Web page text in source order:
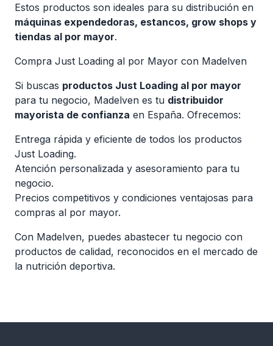
Estos productos son ideales para su distribución en
máquinas expendedoras, estancos, grow shops y
tiendas al por mayor.
Compra Just Loading al por Mayor con Madelven
Si buscas productos Just Loading al por mayor
para tu negocio, Madelven es tu distribuidor
mayorista de confianza en España. Ofrecemos:
Entrega rápida y eficiente de todos los productos
Just Loading.
Atención personalizada y asesoramiento para tu
negocio.
Precios competitivos y condiciones ventajosas para
compras al por mayor.
Con Madelven, puedes abastecer tu negocio con
productos de calidad, reconocidos en el mercado de
la nutrición deportiva.